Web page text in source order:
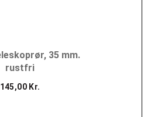
35 mm.
rustfri
145,00 Kr.